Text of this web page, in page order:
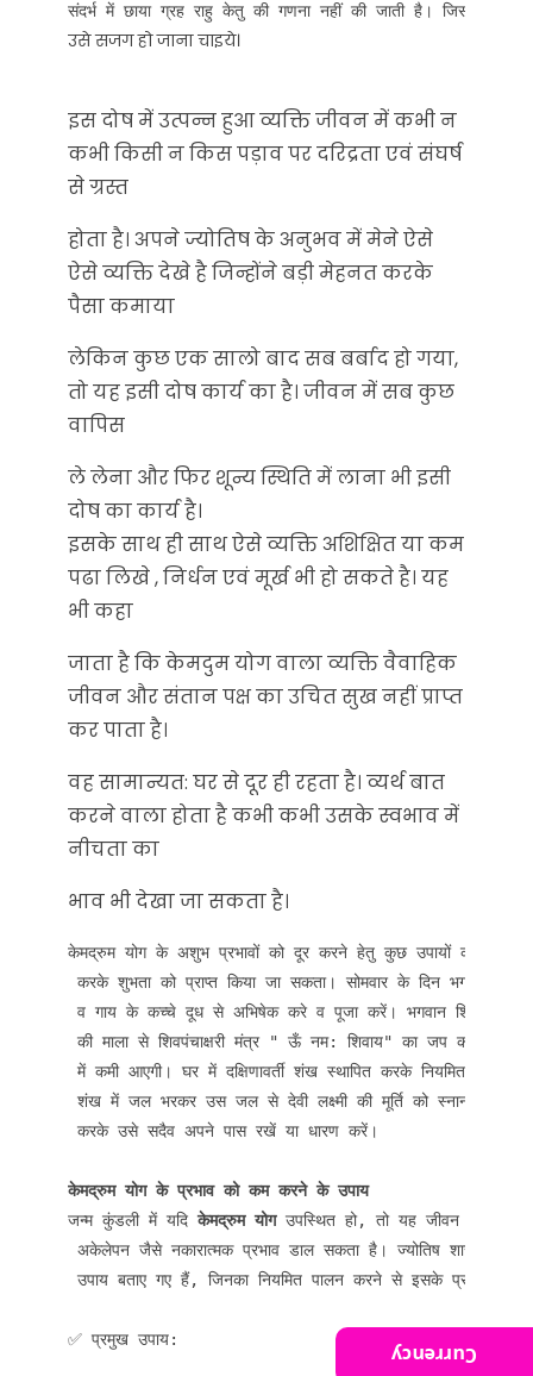
संदर्भ में छाया ग्रह राहु केतु की गणना नहीं की जाती है। जिस भी
उसे सजग हो जाना चाइये।
इस दोष में उत्पन्न हुआ व्यक्ति जीवन में कभी न
कभी किसी न किस पड़ाव पर दरिद्रता एवं संघर्ष
से ग्रस्त
होता है। अपने ज्योतिष के अनुभव में मेने ऐसे
ऐसे व्यक्ति देखे है जिन्होंने बड़ी मेहनत करके
पैसा कमाया
लेकिन कुछ एक सालो बाद सब बर्बाद हो गया,
तो यह इसी दोष कार्य का है। जीवन में सब कुछ
वापिस
ले लेना और फिर शून्य स्थिति में लाना भी इसी
दोष का कार्य है।
इसके साथ ही साथ ऐसे व्यक्ति अशिक्षित या कम
पढा लिखे , निर्धन एवं मूर्ख भी हो सकते है। यह
भी कहा
जाता है कि केमदुम योग वाला व्यक्ति वैवाहिक
जीवन और संतान पक्ष का उचित सुख नहीं प्राप्त
कर पाता है।
वह सामान्यत: घर से दूर ही रहता है। व्यर्थ बात
करने वाला होता है कभी कभी उसके स्वभाव में
नीचता का
भाव भी देखा जा सकता है।
केमद्रुम योग के अशुभ प्रभावों को दूर करने हेतु कुछ उपायों को करके
करके शुभता को प्राप्त किया जा सकता। सोमवार के दिन भगवान
व गाय के कच्चे दूध से अभिषेक करे व पूजा करें। भगवान शिव ओर माता
की माला से शिवपंचाक्षरी मंत्र " ऊँ नम: शिवाय" का जप करें
में कमी आएगी। घर में दक्षिणावर्ती शंख स्थापित करके नियमित रुप से
शंख में जल भरकर उस जल से देवी लक्ष्मी की मूर्ति को स्नान कराएं
करके उसे सदैव अपने पास रखें या धारण करें।
केमद्रुम योग के प्रभाव को कम करने के उपाय
जन्म कुंडली में यदि केमद्रुम योग उपस्थित हो, तो यह जीवन में
अकेलेपन जैसे नकारात्मक प्रभाव डाल सकता है। ज्योतिष शास्त्र में
उपाय बताए गए हैं, जिनका नियमित पालन करने से इसके प्रभाव को
✅ प्रमुख उपाय:
Currency